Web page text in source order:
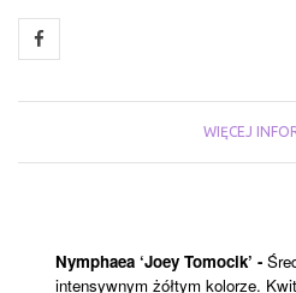
WIĘCEJ
Nymphaea ‘Joey Tomocik’ -
intensywnym żółtym kolorze.